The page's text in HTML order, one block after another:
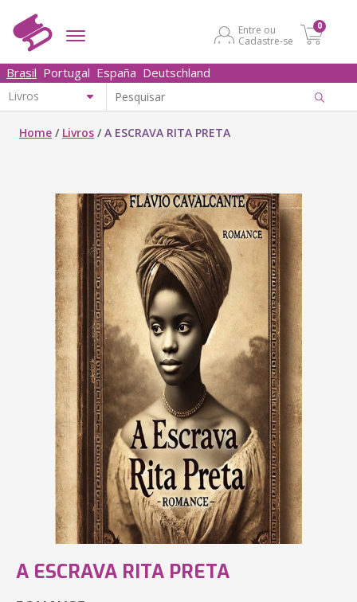
Entre ou
Cadastre-se
0
Brasil Portugal España Deutschland
Home / Livros /A ESCRAVA RITA PRETA
A ESCRAVA RITA PRETA